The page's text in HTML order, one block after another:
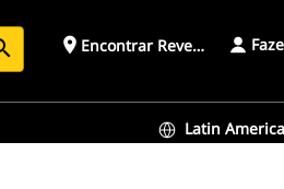
place Encontrar Revendedor
Latin